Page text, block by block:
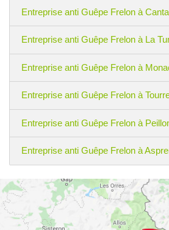
Entreprise anti Guêpe Frelon à
Entreprise anti Guêpe Frelon à La
Entreprise anti Guêpe Frelon à
Entreprise anti Guêpe Frelon à
Entreprise anti Guêpe Frelon à
Entreprise anti Guêpe Frelon à